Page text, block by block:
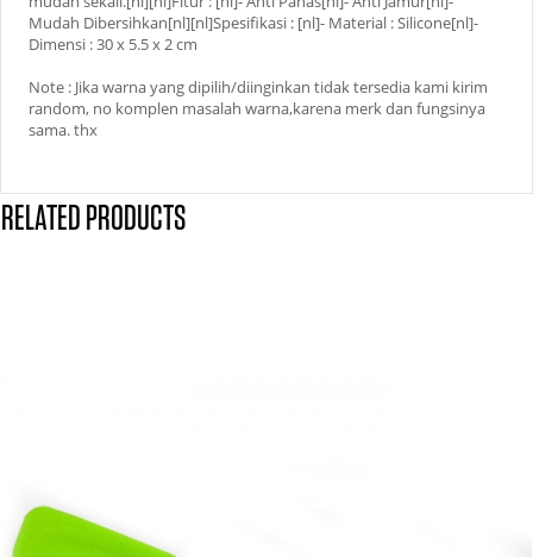
Mudah Dibersihkan[nl][nl]Spesifikasi : [nl]- Material : Silicone[nl]-
Dimensi : 30 x 5.5 x 2 cm
Note : Jika warna yang dipilih/diinginkan tidak tersedia kami kirim
random, no komplen masalah warna,karena merk dan fungsinya
sama. thx
RELATED PRODUCTS